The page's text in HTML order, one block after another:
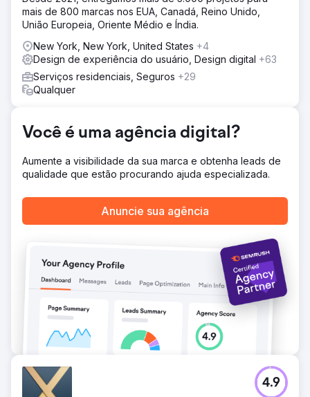
conversões.
Resultado
O tráfego orgânico cresceu 312%, a classificação média
das palavras-chave melhorou da 43ª para a 7ª posição e
os leads inbound aumentaram 2,7x em relação ao ano
anterior. O SEO e o conteúdo aprimorados do site
posicionaram a marca como líder do setor, impulsionando
Ir para a página da agência
mais de 800 marcas nos EUA, Canadá, Reino Unido,
União Europeia, Oriente Médio e Índia.
New York, New York, United States +4
Design de experiência do usuário, Design digital +63
Serviços residenciais, Seguros +29
Qualquer
Você é uma agência digital?
Aumente a visibilidade da sua marca e obtenha leads de
qualidade que estão procurando ajuda especializada.
Anuncie sua agência
4.9